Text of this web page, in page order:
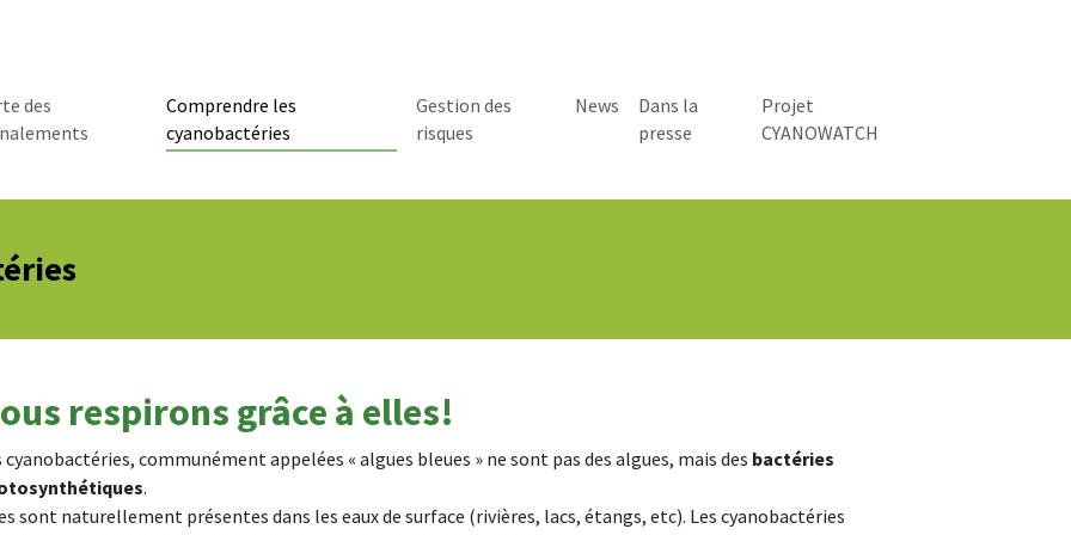
des
Comprendre les
cyanobactéries
Gestion des
risques
News
Dans la
presse
Projet
CYANOWATCH
respirons grâce à elles!
cyanobactéries, communément appelées « algues bleues » ne sont pas des algues, mais des bactéries
.
sont naturellement présentes dans les eaux de surface (rivières, lacs, étangs, etc). Les cyanobactéries